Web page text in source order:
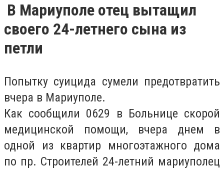
В Мариуполе отец вытащил
своего 24-летнего сына из
петли
Попытку суицида сумели предотвратить
вчера в Мариуполе.
Как сообщили 0629 в Больнице скорой
медицинской помощи, вчера днем в
одной из квартир многоэтажного дома
по пр. Строителей 24-летний мариуполец